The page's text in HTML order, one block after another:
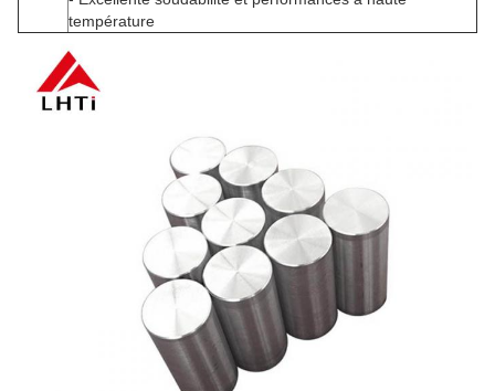
température